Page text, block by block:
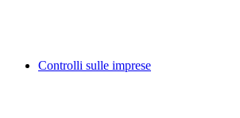
Controlli sulle imprese